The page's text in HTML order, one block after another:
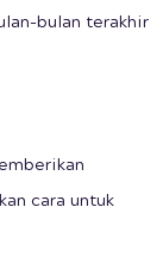
bulan terakhir
cara untuk